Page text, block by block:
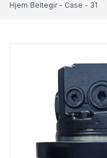
Hjem/Beltegir - Case - 31